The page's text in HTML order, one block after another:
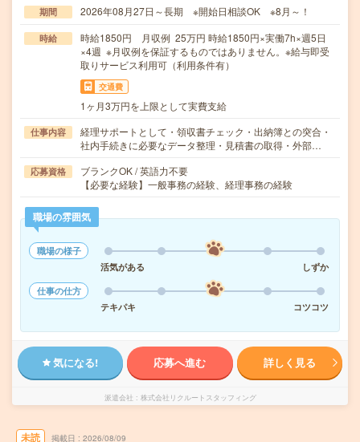
期間 2026年08月27日～長期 ※開始日相談OK ※8月～！
時給
時給1850円 月収例 25万円 時給1850円×実働7h×週5日
×4週 ※月収例を保証するものではありません。※給与即受
取りサービス利用可（利用条件有）
交通費
1ヶ月3万円を上限として実費支給
仕事内容
経理サポートとして・領収書チェック・出納簿との突合・
社内手続きに必要なデータ整理・見積書の取得・外部…
応募資格
ブランクOK / 英語力不要
【必要な経験】一般事務の経験、経理事務の経験
職場の雰囲気
職場の様子
活気がある
しずか
仕事の仕方
テキパキ
コツコツ
気になる! 応募へ進む 詳しく見る
派遣会社 株式会社リクルートスタッフィング
未読 掲載日 2026/08/09